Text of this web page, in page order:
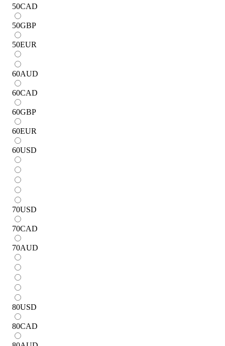
50CAD
50GBP
50EUR
60AUD
60CAD
60GBP
60EUR
60USD
70USD
70CAD
70AUD
80USD
80CAD